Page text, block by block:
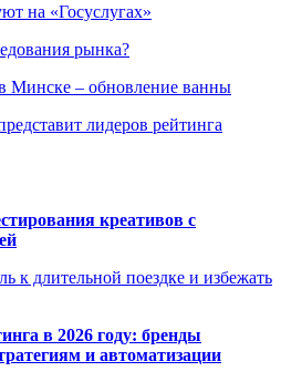
на «Госуслугах»
рынка?
Минске – обновление ванны
лидеров рейтинга
креативов с
к длительной поездке и избежать
в 2026 году: бренды
и автоматизации